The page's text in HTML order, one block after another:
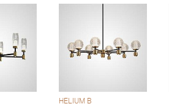
HELIUM B